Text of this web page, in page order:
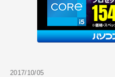
2017/10/05